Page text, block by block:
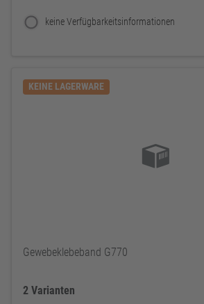
keine Verfügbarkeitsinformationen
KEINE LAGERWARE
Gewebeklebeband G770
2 Varianten